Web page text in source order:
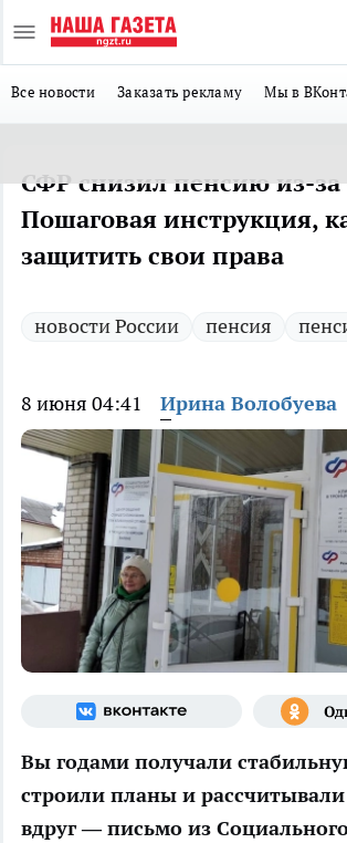
Все новости Заказать рекламу Мы в
СФР снизил пенсию из-
Пошаговая инструкция,
защитить свои права
новости России пенсия
8 июня 04:41 Ирина Волобуева
Вы годами получали
строили планы и
вдруг — письмо из